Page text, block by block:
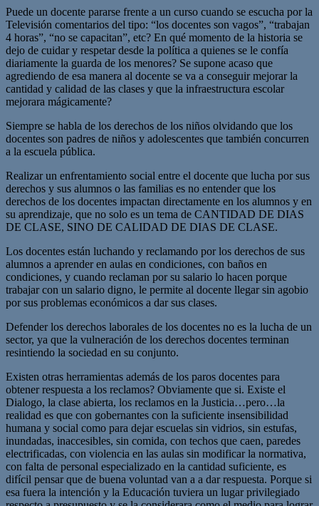
Puede un docente pararse frente a un curso cuando se escucha por la
Televisión comentarios del tipo: “los docentes son vagos”, “trabajan
4 horas”, “no se capacitan”, etc? En qué momento de la historia se
dejo de cuidar y respetar desde la política a quienes se le confía
diariamente la guarda de los menores? Se supone acaso que
agrediendo de esa manera al docente se va a conseguir mejorar la
cantidad y calidad de las clases y que la infraestructura escolar
mejorara mágicamente?
Siempre se habla de los derechos de los niños olvidando que los
docentes son padres de niños y adolescentes que también concurren
a la escuela pública.
Realizar un enfrentamiento social entre el docente que lucha por sus
derechos y sus alumnos o las familias es no entender que los
derechos de los docentes impactan directamente en los alumnos y en
su aprendizaje, que no solo es un tema de CANTIDAD DE DIAS
DE CLASE, SINO DE CALIDAD DE DIAS DE CLASE.
Los docentes están luchando y reclamando por los derechos de sus
alumnos a aprender en aulas en condiciones, con baños en
condiciones, y cuando reclaman por su salario lo hacen porque
trabajar con un salario digno, le permite al docente llegar sin agobio
por sus problemas económicos a dar sus clases.
Defender los derechos laborales de los docentes no es la lucha de un
sector, ya que la vulneración de los derechos docentes terminan
resintiendo la sociedad en su conjunto.
Existen otras herramientas además de los paros docentes para
obtener respuesta a los reclamos? Obviamente que si. Existe el
Dialogo, la clase abierta, los reclamos en la Justicia…pero…la
realidad es que con gobernantes con la suficiente insensibilidad
humana y social como para dejar escuelas sin vidrios, sin estufas,
inundadas, inaccesibles, sin comida, con techos que caen, paredes
electrificadas, con violencia en las aulas sin modificar la normativa,
con falta de personal especializado en la cantidad suficiente, es
difícil pensar que de buena voluntad van a a dar respuesta. Porque si
esa fuera la intención y la Educación tuviera un lugar privilegiado